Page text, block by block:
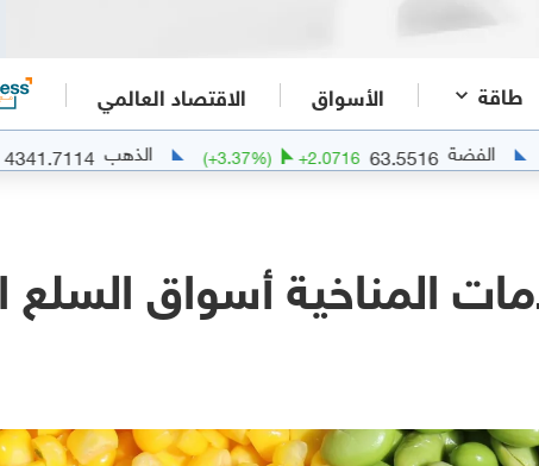
طاقة الأسواق الاقتصاد العالمي
63.5516
+2.0716
(+3.37%) الذهب 4341.7114
+102.6416
المناخية أسواق السلع